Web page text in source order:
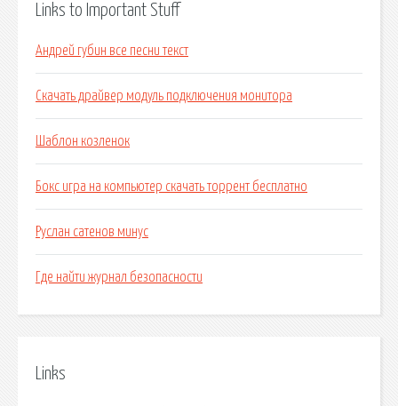
Links to Important Stuff
Андрей губин все песни текст
Скачать драйвер модуль подключения монитора
Шаблон козленок
Бокс игра на компьютер скачать торрент бесплатно
Руслан сатенов минус
Где найти журнал безопасности
Links